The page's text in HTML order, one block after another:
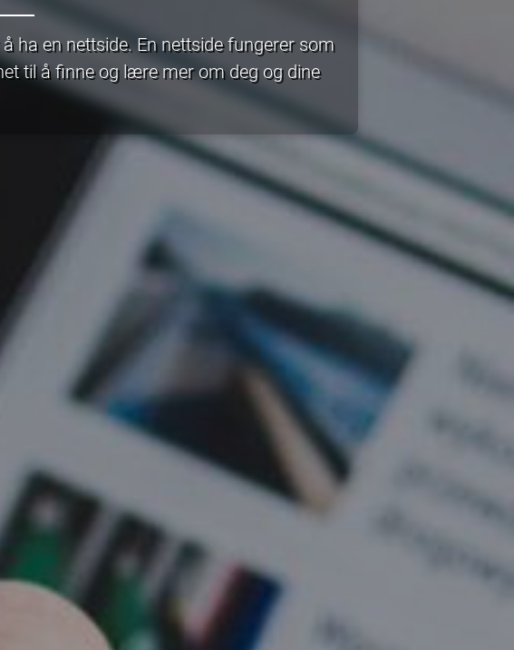
ha en nettside. En nettside fungerer som
til å finne og lære mer om deg og dine